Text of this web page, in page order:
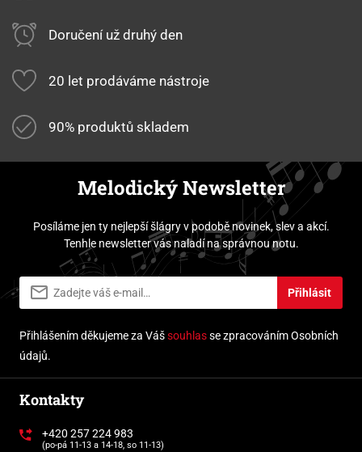
Doručení už druhý den
20 let prodáváme nástroje
90% produktů skladem
Melodický Newsletter
Posíláme jen ty nejlepší šlágry v podobě novinek, slev a akcí.
Tenhle newsletter vás naladí na správnou notu.
Přihlásit
Přihlášením děkujeme za Vášsouhlasse zpracováním Osobních
údajů.
Kontakty
+420 257 224 983
(po-pá 11-13 a 14-18, so 11-13)